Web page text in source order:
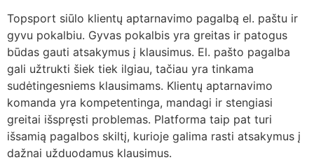
Topsport siūlo klientų aptarnavimo pagalbą el. paštu ir
gyvu pokalbiu. Gyvas pokalbis yra greitas ir patogus
būdas gauti atsakymus į klausimus. El. pašto pagalba
gali užtrukti šiek tiek ilgiau, tačiau yra tinkama
sudėtingesniems klausimams. Klientų aptarnavimo
komanda yra kompetentinga, mandagi ir stengiasi
greitai išspręsti problemas. Platforma taip pat turi
išsamią pagalbos skiltį, kurioje galima rasti atsakymus į
dažnai užduodamus klausimus.